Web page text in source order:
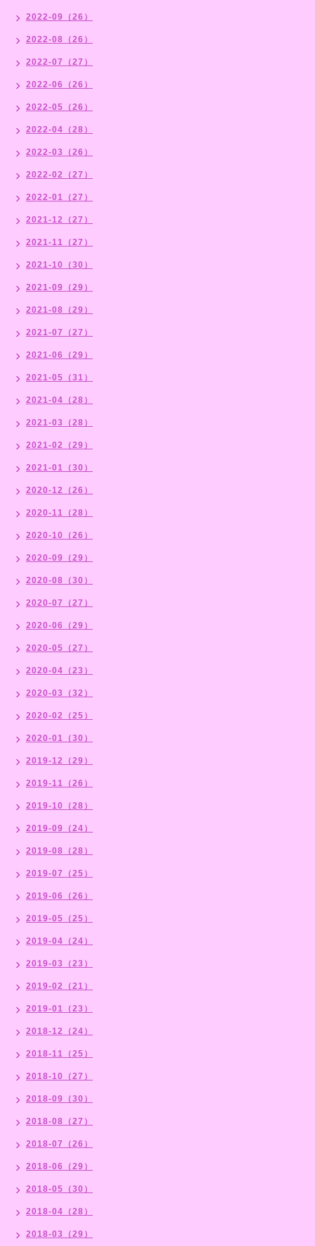
2022-09（26）
2022-08（26）
2022-07（27）
2022-06（26）
2022-05（26）
2022-04（28）
2022-03（26）
2022-02（27）
2022-01（27）
2021-12（27）
2021-11（27）
2021-10（30）
2021-09（29）
2021-08（29）
2021-07（27）
2021-06（29）
2021-05（31）
2021-04（28）
2021-03（28）
2021-02（29）
2021-01（30）
2020-12（26）
2020-11（28）
2020-10（26）
2020-09（29）
2020-08（30）
2020-07（27）
2020-06（29）
2020-05（27）
2020-04（23）
2020-03（32）
2020-02（25）
2020-01（30）
2019-12（29）
2019-11（26）
2019-10（28）
2019-09（24）
2019-08（28）
2019-07（25）
2019-06（26）
2019-05（25）
2019-04（24）
2019-03（23）
2019-02（21）
2019-01（23）
2018-12（24）
2018-11（25）
2018-10（27）
2018-09（30）
2018-08（27）
2018-07（26）
2018-06（29）
2018-05（30）
2018-04（28）
2018-03（29）